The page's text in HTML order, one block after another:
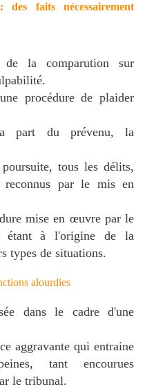
faits nécessairement
la comparution sur
procédure de plaider
part du prévenu, la
tous les délits,
reconnus par le mis en
mise en œuvre par le
étant à l'origine de la
types de situations.
alourdies
dans le cadre d'une
aggravante qui entraine
tant encourues
le tribunal.